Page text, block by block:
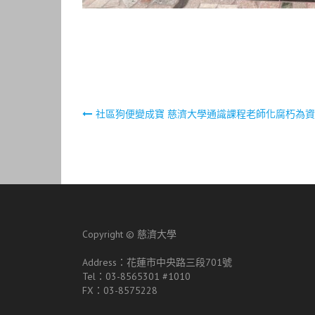
文
導
社區狗便變成寶 慈濟大學通識課程老師化腐朽為
Copyright © 慈濟大學
Address：花蓮市中央路三段701號
Tel：03-8565301 #1010
FX：03-8575228